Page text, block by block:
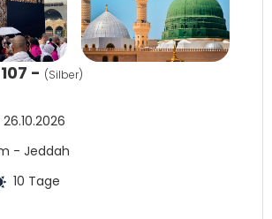
- (Silber)
- Jeddah
10 Tage